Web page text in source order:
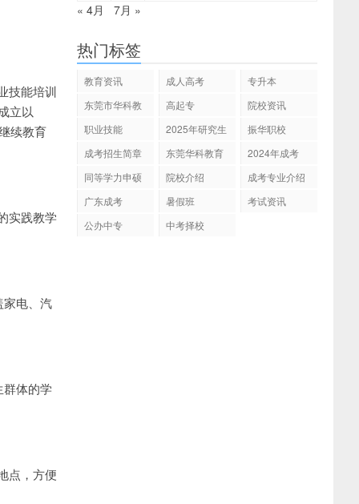
技能培训
立以
续教育
实践教学
家电、汽
体的学
点，方便
« 4月
7月 »
热门标签
教育资讯 成人高考
专升本
东莞市华科教
高起专
院校资讯
职业技能
2025年研究生
振华职校
成考招生简章
东莞华科教育
2024年成考
同等学力申硕
院校介绍
成考专业介绍
广东成考
暑假班
考试资讯
公办中专
中考择校